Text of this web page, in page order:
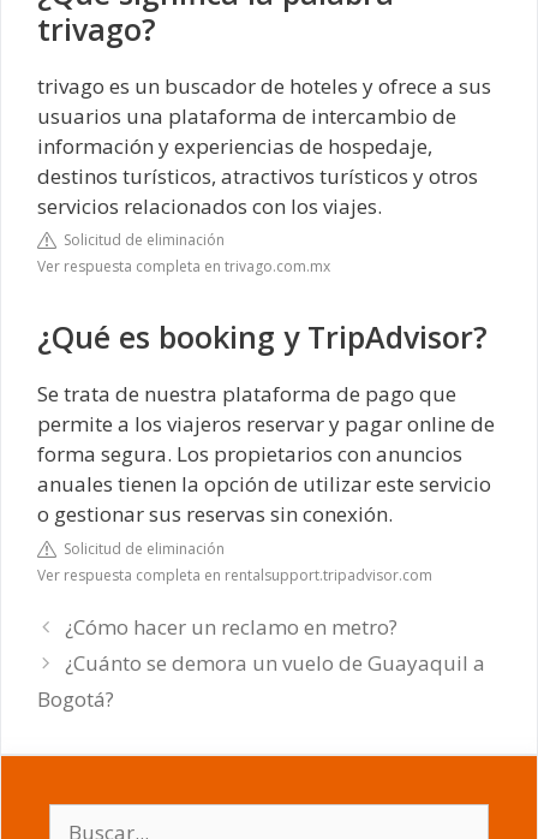
trivago?
trivago es un buscador de hoteles y ofrece a sus
usuarios una plataforma de intercambio de
información y experiencias de hospedaje,
destinos turísticos, atractivos turísticos y otros
servicios relacionados con los viajes.
Solicitud de eliminación
Ver respuesta completa en trivago.com.mx
¿Qué es booking y TripAdvisor?
Se trata de nuestra plataforma de pago que
permite a los viajeros reservar y pagar online de
forma segura. Los propietarios con anuncios
anuales tienen la opción de utilizar este servicio
o gestionar sus reservas sin conexión.
Solicitud de eliminación
Ver respuesta completa en rentalsupport.tripadvisor.com
¿Cómo hacer un reclamo en metro?
¿Cuánto se demora un vuelo de Guayaquil a
Bogotá?